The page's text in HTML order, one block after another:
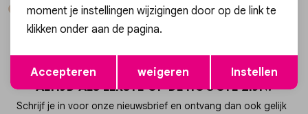
Altijd als eerste op de hoogte zijn?
Schrijf je in voor onze nieuwsbrief en ontvang dan ook gelijk
Opslaan
moment je instellingen wijzigingen door op de link te
klikken onder aan de pagina.
Accepteren weigeren Instellen